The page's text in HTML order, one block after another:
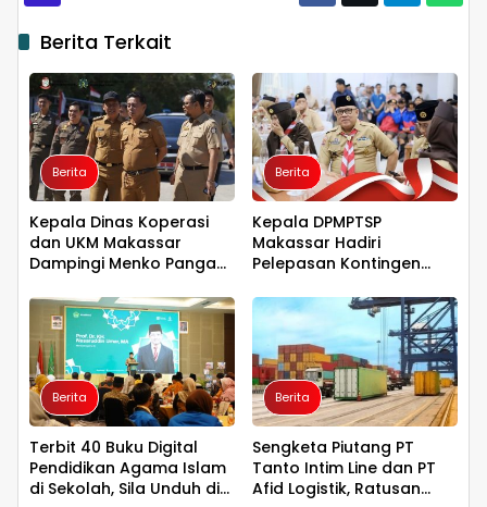
Berita Terkait
Berita
Kepala Dinas Koperasi
dan UKM Makassar
Dampingi Menko Pangan
Merah Putih Untia
Berita
Kepala DPMPTSP
Makassar Hadiri
Pelepasan Kontingen
Tegaskan Dukungan bagi
Pembinaan Generasi
Muda
Berita
Terbit 40 Buku Digital
Pendidikan Agama Islam
di Sekolah, Sila Unduh di
Berita
Sengketa Piutang PT
Tanto Intim Line dan PT
Afid Logistik, Ratusan